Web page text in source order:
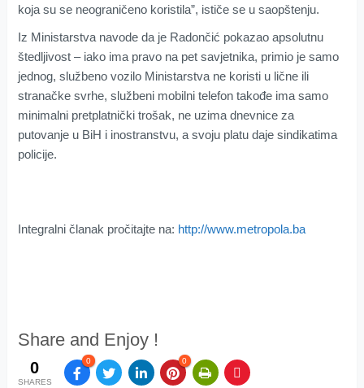
koja su se neograničeno koristila”, ističe se u saopštenju.
Iz Ministarstva navode da je Radončić pokazao apsolutnu
štedljivost – iako ima pravo na pet savjetnika, primio je samo
jednog, službeno vozilo Ministarstva ne koristi u lične ili
stranačke svrhe, službeni mobilni telefon takođe ima samo
minimalni pretplatnički trošak, ne uzima dnevnice za
putovanje u BiH i inostranstvu, a svoju platu daje sindikatima
policije.
Integralni članak pročitajte na: http://www.metropola.ba
Share and Enjoy !
0
SHARES
0 0